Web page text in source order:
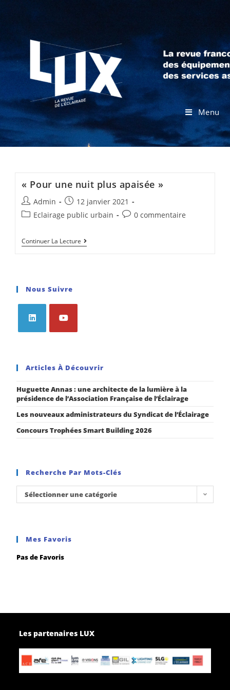
Menu
« Pour une nuit plus apaisée »
Admin
12 janvier 2021
Eclairage public urbain
0 commentaire
Continuer La Lecture
Nous Suivre
Articles À Découvrir
Huguette Annas : une architecte de la lumière à la
présidence de l’Association Française de l’Éclairage
Les nouveaux administrateurs du Syndicat de l’Éclairage
Concours Trophées Smart Building 2026
Recherche Par Mots-Clés
Sélectionner une catégorie
Mes Favoris
Pas de Favoris
Les partenaires LUX